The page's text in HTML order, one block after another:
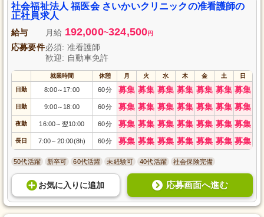
社会福祉法人 福医会 さいかいクリニックの准看護師の
正社員求人
給与 月給 192,000~324,500円
応募要件必須: 准看護師
歓迎: 自動車免許
就業時間 休憩 月 火 水 木 金 土 日
日勤 8:00～ 17:00 60分 募集 募集 募集 募集 募集 募集 募集
日勤 9:00～ 18:00 60分 募集 募集 募集 募集 募集 募集 募集
夜勤 16:00～ 翌10:00 60分 募集 募集 募集 募集 募集 募集 募集
長日 7:00～ 20:00(8h) 60分 募集 募集 募集 募集 募集 募集 募集
50代活躍 新卒可 60代活躍 未経験可 40代活躍 社会保険完備
お気に入り に追加 応募画面へ進む